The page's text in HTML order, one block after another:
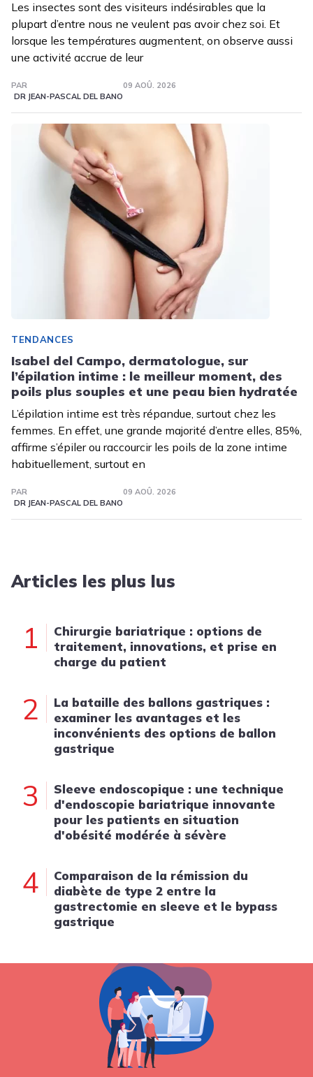
Les insectes sont des visiteurs indésirables que la
plupart d’entre nous ne veulent pas avoir chez soi. Et
lorsque les températures augmentent, on observe aussi
une activité accrue de leur
PAR
DR JEAN-PASCAL DEL BANO
09 AOÛ. 2026
TENDANCES
Isabel del Campo, dermatologue, sur
l’épilation intime : le meilleur moment, des
poils plus souples et une peau bien hydratée
L’épilation intime est très répandue, surtout chez les
femmes. En effet, une grande majorité d’entre elles, 85%,
affirme s’épiler ou raccourcir les poils de la zone intime
habituellement, surtout en
PAR
DR JEAN-PASCAL DEL BANO
09 AOÛ. 2026
Articles les plus lus
1
Chirurgie bariatrique : options de
traitement, innovations, et prise en
charge du patient
2
La bataille des ballons gastriques :
examiner les avantages et les
inconvénients des options de ballon
gastrique
3
Sleeve endoscopique : une technique
d'endoscopie bariatrique innovante
pour les patients en situation
d'obésité modérée à sévère
4
Comparaison de la rémission du
diabète de type 2 entre la
gastrectomie en sleeve et le bypass
gastrique